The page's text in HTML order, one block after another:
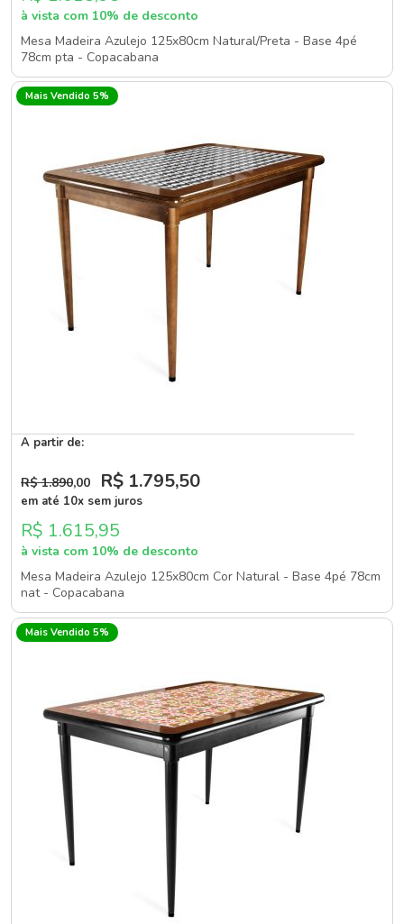
à vista com 10% de desconto
Mesa Madeira Azulejo 125x80cm Natural/Preta - Base 4pé
78cm pta - Copacabana
Mais Vendido 5%
A partir de:
R$ 1.890,00 R$ 1.795,50
em até 10x sem juros
R$ 1.615,95
à vista com 10% de desconto
Mesa Madeira Azulejo 125x80cm Cor Natural - Base 4pé 78cm
nat - Copacabana
Mais Vendido 5%